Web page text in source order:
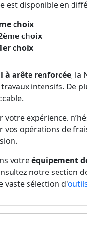
est disponible en
choix
choix
choix
à arête renforcée, la
intensifs. De
expérience,
vos opérations de
votreéquipement
notre section
vaste sélection d'outils